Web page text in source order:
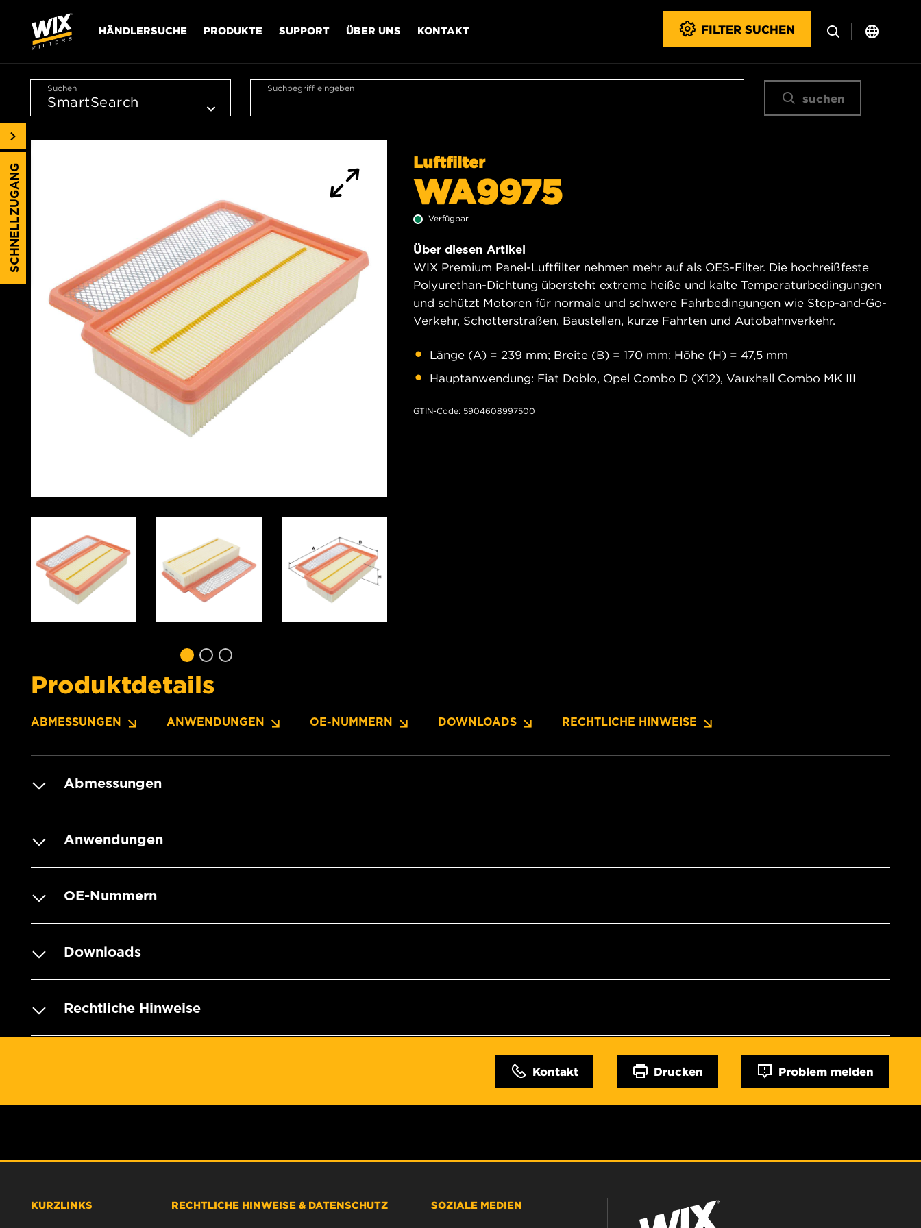
HÄNDLERSUCHE PRODUKTE SUPPORT ÜBER UNS KONTAKT FILTER SUCHEN
Suchen Suchbegriff eingeben
suchen
Luftfilter
WA9975
Verfügbar
Über diesen Artikel
WIX Premium Panel-Luftfilter nehmen mehr auf als OES-Filter. Die hochreißfeste
Polyurethan-Dichtung übersteht extreme heiße und kalte Temperaturbedingungen
und schützt Motoren für normale und schwere Fahrbedingungen wie Stop-and-Go-
Verkehr, Schotterstraßen, Baustellen, kurze Fahrten und Autobahnverkehr.
Länge (A) = 239 mm; Breite (B) = 170 mm; Höhe (H) = 47,5 mm
Hauptanwendung: Fiat Doblo, Opel Combo D (X12), Vauxhall Combo MK III
GTIN-Code: 5904608997500
Produktdetails
ABMESSUNGEN ANWENDUNGEN OE-NUMMERN DOWNLOADS RECHTLICHE HINWEISE
Abmessungen
Anwendungen
OE-Nummern
Downloads
Rechtliche Hinweise
Kontakt Drucken Problem melden
SCHNELLZUGANG
KURZLINKS RECHTLICHE HINWEISE & DATENSCHUTZ SOZIALE MEDIEN